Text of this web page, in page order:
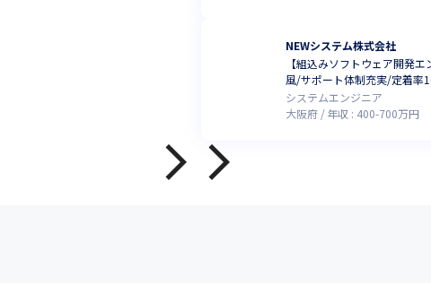
NEWシステム株式会社
【組込みソフトウェア開発
風/サポート体制充実/定着率
システムエンジニア
大阪府
年収 : 400-700万円